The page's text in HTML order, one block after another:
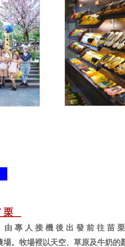
專人接機後出發前往苗
場。牧場裡以天空、草原及牛奶